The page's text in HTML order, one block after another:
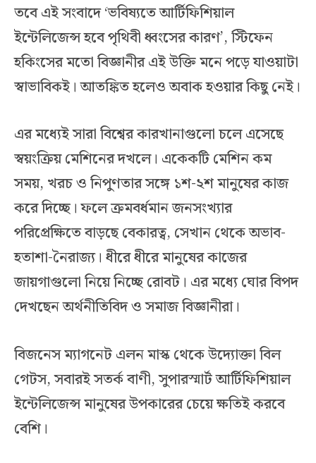
তবে এই সংবাদে ‘ভবিষ্যতে আর্টিফিশিয়াল
ইন্টেলিজেন্স হবে পৃথিবী ধ্বংসের কারণ’, স্টিফেন
হকিংসের মতো বিজ্ঞানীর এই উক্তি মনে পড়ে যাওয়াটা
স্বাভাবিকই। আতঙ্কিত হলেও অবাক হওয়ার কিছু নেই।
এর মধ্যেই সারা বিশ্বের কারখানাগুলো চলে এসেছে
স্বয়ংক্রিয় মেশিনের দখলে। একেকটি মেশিন কম
সময়, খরচ ও নিপুণতার সঙ্গে ১শ-২শ মানুষের কাজ
করে দিচ্ছে। ফলে ক্রমবর্ধমান জনসংখ্যার
পরিপ্রেক্ষিতে বাড়ছে বেকারত্ব, সেখান থেকে অভাব-
হতাশা-নৈরাজ্য। ধীরে ধীরে মানুষের কাজের
জায়গাগুলো নিয়ে নিচ্ছে রোবট। এর মধ্যে ঘোর বিপদ
দেখছেন অর্থনীতিবিদ ও সমাজ বিজ্ঞানীরা।
বিজনেস ম্যাগনেট এলন মাস্ক থেকে উদ্যোক্তা বিল
গেটস, সবারই সতর্ক বাণী, সুপারস্মার্ট আর্টিফিশিয়াল
ইন্টেলিজেন্স মানুষের উপকারের চেয়ে ক্ষতিই করবে
বেশি।